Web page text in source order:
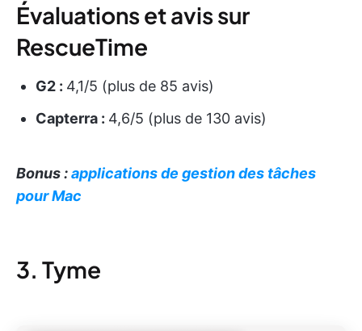
Évaluations et avis sur
RescueTime
G2 : 4,1/5 (plus de 85 avis)
Capterra : 4,6/5 (plus de 130 avis)
Bonus :applications de gestion des tâches
pour Mac
3. Tyme